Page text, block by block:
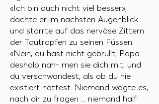
«Ich bin auch nicht viel besser»,
dachte er im nächsten Augenblick
und starrte auf das nervöse Zittern
der Tautropfen zu seinen Füssen.
«Nein, du hast nicht gebrüllt, Papa ...
deshalb nah- men sie dich mit, und
du verschwandest, als ob du nie
existiert hättest. Niemand wagte es,
nach dir zu fragen ... niemand half